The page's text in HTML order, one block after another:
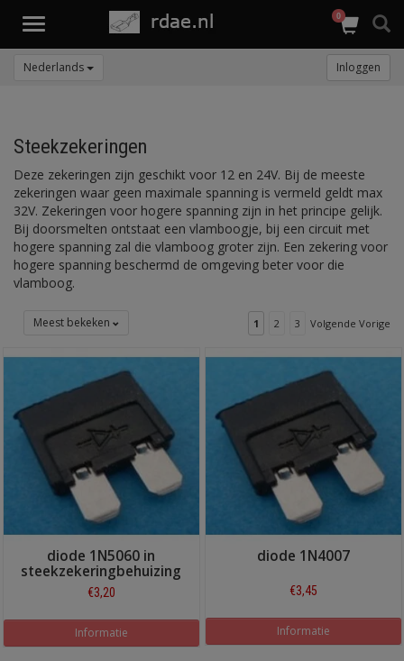
Toggle
0
Nederlands Inloggen
Steekzekeringen
Deze zekeringen zijn geschikt voor 12 en 24V. Bij de meeste
zekeringen waar geen maximale spanning is vermeld geldt max
32V. Zekeringen voor hogere spanning zijn in het principe gelijk.
Bij doorsmelten ontstaat een vlamboogje, bij een circuit met
hogere spanning zal die vlamboog groter zijn. Een zekering voor
hogere spanning beschermd de omgeving beter voor die
vlamboog.
Meest bekeken 1 2 3 Volgende Vorige
diode 1N5060 in
steekzekeringbehuizing
€3,20
Informatie
diode 1N4007
€3,45
Informatie